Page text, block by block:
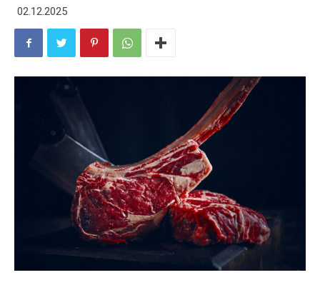
02.12.2025